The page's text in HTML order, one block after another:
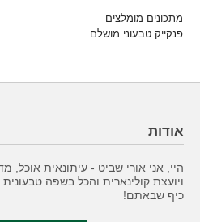
מתכונים מומלצים
פנקייק טבעוני מושלם
אודות
היי, אני אורי שביט - עיתונאית אוכל,
ויועצת קולינארית והכל בשפה
כיף שבאתם!